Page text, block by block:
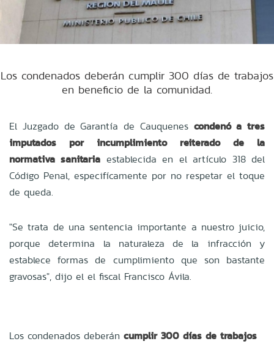
Los condenados deberán cumplir 300 días de trabajos
en beneficio de la comunidad.
El Juzgado de Garantía de Cauquenes condenó a tres
imputados por incumplimiento reiterado de la
normativa sanitaria establecida en el artículo 318 del
Código Penal, especifícamente por no respetar el toque
de queda.
"Se trata de una sentencia importante a nuestro juicio,
porque determina la naturaleza de la infracción y
establece formas de cumplimiento que son bastante
gravosas", dijo el el fiscal Francisco Ávila.
Los condenados deberán cumplir 300 días de trabajos